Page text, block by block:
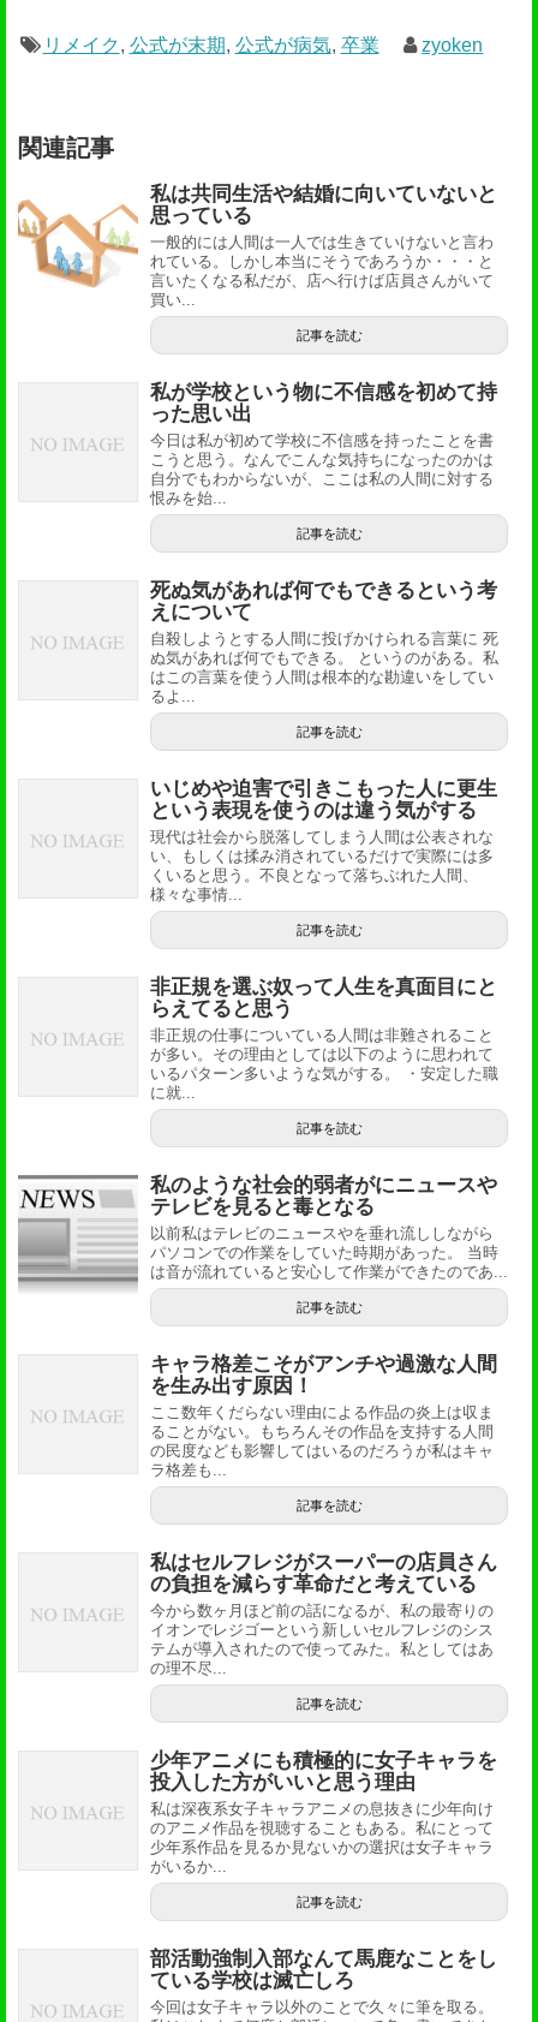
リメイク , 公式が末期, 公式が病気, 卒業 zyoken
関連記事
私は共同生活や結婚に向いていないと
思っている
一般的には人間は一人では生きていけないと言わ
れている。しかし本当にそうであろうか・・・と
言いたくなる私だが、店へ行けば店員さんがいて
買い...
記事を読む
私が学校という物に不信感を初めて持
った思い出
今日は私が初めて学校に不信感を持ったことを書
こうと思う。なんでこんな気持ちになったのかは
自分でもわからないが、ここは私の人間に対する
恨みを始...
記事を読む
死ぬ気があれば何でもできるという考
えについて
自殺しようとする人間に投げかけられる言葉に 死
ぬ気があれば何でもできる。 というのがある。私
はこの言葉を使う人間は根本的な勘違いをしてい
るよ...
記事を読む
いじめや迫害で引きこもった人に更生
という表現を使うのは違う気がする
現代は社会から脱落してしまう人間は公表されな
い、もしくは揉み消されているだけで実際には多
くいると思う。不良となって落ちぶれた人間、
様々な事情...
記事を読む
非正規を選ぶ奴って人生を真面目にと
らえてると思う
非正規の仕事についている人間は非難されること
が多い。その理由としては以下のように思われて
いるパターン多いような気がする。 ・安定した職
に就...
記事を読む
私のような社会的弱者がにニュースや
テレビを見ると毒となる
以前私はテレビのニュースやを垂れ流ししながら
パソコンでの作業をしていた時期があった。 当時
は音が流れていると安心して作業ができたのであ...
記事を読む
キャラ格差こそがアンチや過激な人間
を生み出す原因！
ここ数年くだらない理由による作品の炎上は収ま
ることがない。もちろんその作品を支持する人間
の民度なども影響してはいるのだろうが私はキャ
ラ格差も...
記事を読む
私はセルフレジがスーパーの店員さん
の負担を減らす革命だと考えている
今から数ヶ月ほど前の話になるが、私の最寄りの
イオンでレジゴーという新しいセルフレジのシス
テムが導入されたので使ってみた。私としてはあ
の理不尽...
記事を読む
少年アニメにも積極的に女子キャラを
投入した方がいいと思う理由
私は深夜系女子キャラアニメの息抜きに少年向け
のアニメ作品を視聴することもある。私にとって
少年系作品を見るか見ないかの選択は女子キャラ
がいるか...
記事を読む
部活動強制入部なんて馬鹿なことをし
ている学校は滅亡しろ
今回は女子キャラ以外のことで久々に筆を取る。